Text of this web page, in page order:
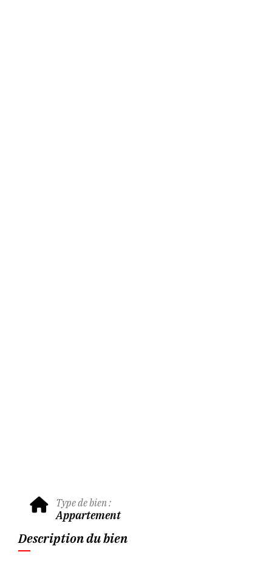
Type de bien :
Appartement
Description du bien